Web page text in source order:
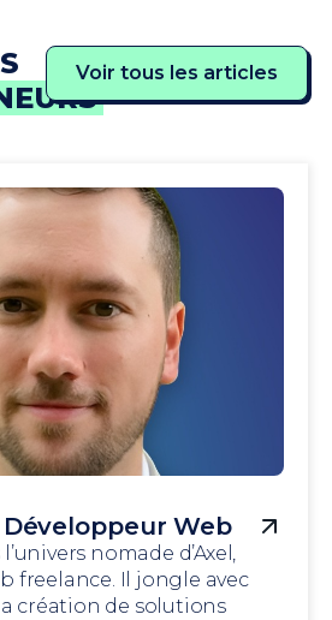
Voir tous les articles
Web
nomade d’Axel,
freelance. Il jongle avec
création de solutions